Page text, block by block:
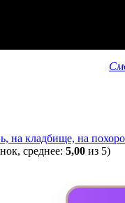
на кладбище, на
среднее: 5,00 из 5)